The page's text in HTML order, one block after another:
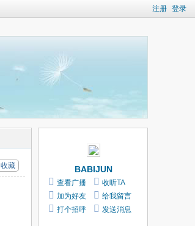
注册 登录
收藏 BABIJUN
查看广播
收听TA
加为好友
给我留言
打个招呼
发送消息